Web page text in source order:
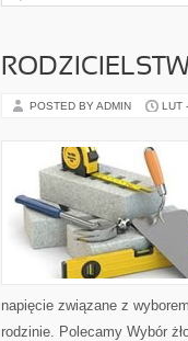
POSTED BY ADMIN LUT
napięcie związane z
rodzinie. Polecamy Wybór